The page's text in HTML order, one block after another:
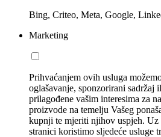
Bing, Criteo, Meta, Google,
Marketing
Prihvaćanjem ovih usluga
oglašavanje, sponzorirani sadržaj
prilagođene vašim interesima za
proizvode na temelju Vašeg
kupnji te mjeriti njihov uspjeh. Uz
stranici koristimo sljedeće usluge